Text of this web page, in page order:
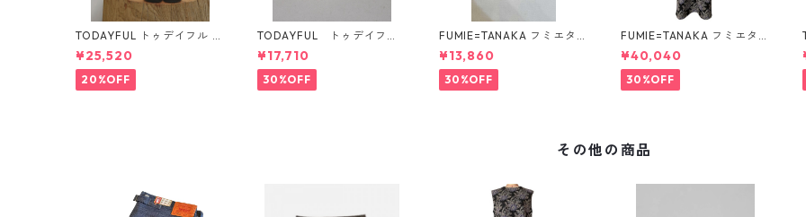
TODAYFUL トゥデイフル S
quare Short Boots 123210
08 12521006
¥25,520
20%OFF
TODAYFUL トゥデイフル
Laceup Leather Shoes 123
21011
¥17,710
30%OFF
FUMIE=TANAKA フミエタナ
カ ring fringe earring F23
A-55 NU
¥13,860
30%OFF
FUMIE=TANAKA フミエタナ
カ flower JQ OP (BLK)F25
S-13
¥40,040
30%OFF
その他の商品